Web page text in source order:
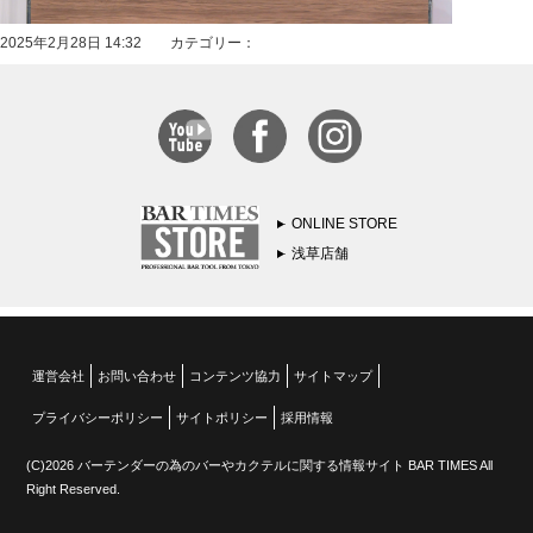
2025年2月28日 14:32 カテゴリー：
ONLINE STORE
浅草店舗
運営会社 お問い合わせ コンテンツ協力 サイトマップ
プライバシーポリシー サイトポリシー 採用情報
(C)2026 バーテンダーの為のバーやカクテルに関する情報サイト BAR TIMES All
Right Reserved.